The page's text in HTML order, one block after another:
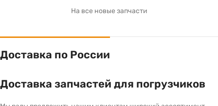
На все новые запчасти
Доставка по России
Доставка запчастей для погрузчиков